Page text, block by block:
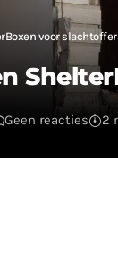
voor
Geen reacties 2